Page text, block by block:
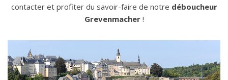
contacter et profiter du savoir-faire de notre déboucheur
Grevenmacher!